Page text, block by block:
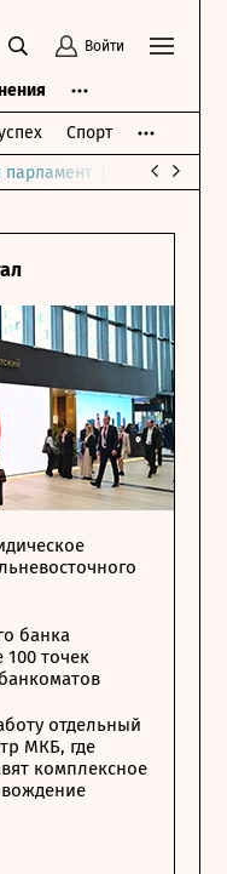
Войти
Спорт
парламент Война на
банка
100 точек
отдельный
МКБ, где
комплексное